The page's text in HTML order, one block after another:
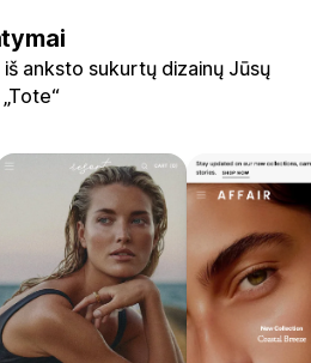
iš anksto sukurtų dizainų Jūsų